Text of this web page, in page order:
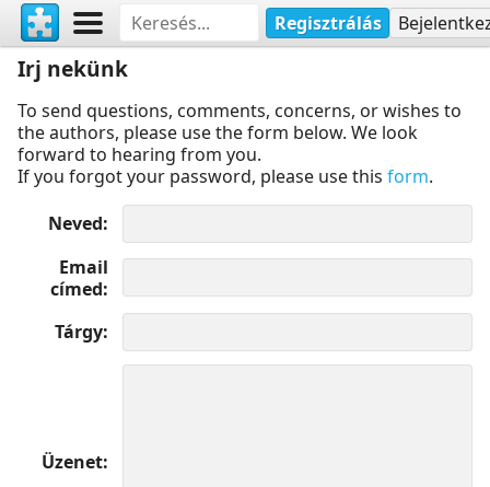
Regisztrálás
Irj nekünk
To send questions, comments, concerns, or wishes to
the authors, please use the form below. We look
forward to hearing from you.
If you forgot your password, please use this form.
Neved
Email
címed
Tárgy
Üzenet